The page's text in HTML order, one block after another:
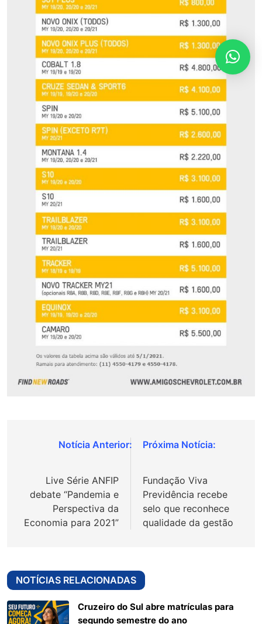
Navegação
Post
Live Série ANFIP
debate “Pandemia e
Perspectiva da
Economia para 2021”
Fundação Viva
Previdência recebe
selo que reconhece
qualidade da gestão
NOTÍCIAS RELACIONADAS
Cruzeiro do Sul abre matrículas para
segundo semestre do ano